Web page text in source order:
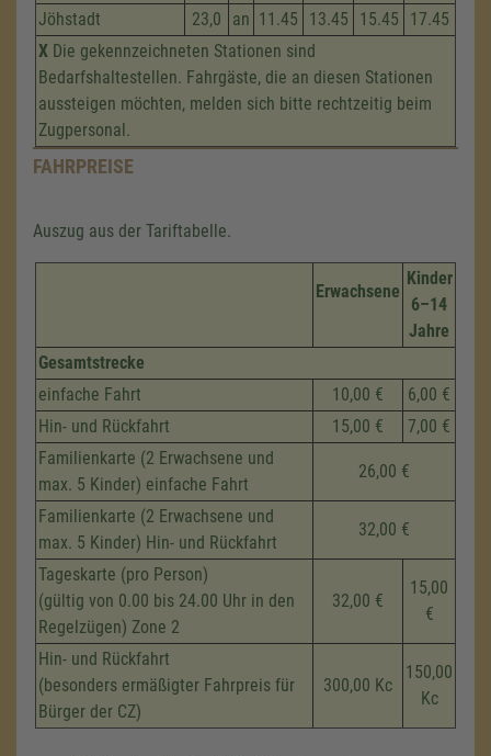
Jöhstadt 23,0 an 11.45 13.45 15.45
17.45
X Die gekennzeichneten Stationen sind
Bedarfshaltestellen. Fahrgäste, die an diesen Stationen
aussteigen möchten, melden sich bitte rechtzeitig beim
Zugpersonal.
FAHRPREISE
Auszug aus der Tariftabelle.
Erwachsene
Kinder
6–14
Jahre
Gesamtstrecke
einfache Fahrt
10,00 €
6,00 €
Hin- und Rückfahrt
15,00 €
7,00 €
Familienkarte (2 Erwachsene und
max. 5 Kinder) einfache Fahrt
26,00 €
Familienkarte (2 Erwachsene und
max. 5 Kinder) Hin- und Rückfahrt
32,00 €
Tageskarte (pro Person)
(gültig von 0.00 bis 24.00 Uhr in den
Regelzügen) Zone 2
32,00 €
15,00
€
Hin- und Rückfahrt
(besonders ermäßigter Fahrpreis für
Bürger der CZ)
300,00 Kc
150,00
Kc